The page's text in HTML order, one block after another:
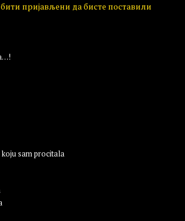
пријављени да бисте поставили
koju sam procitala